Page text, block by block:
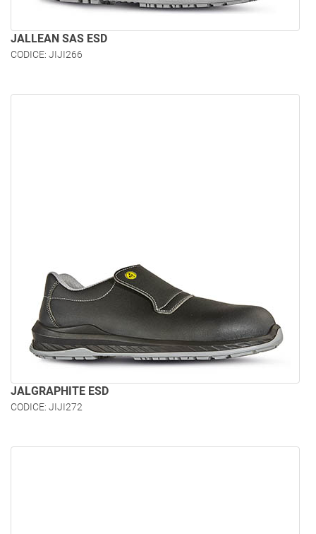
JALLEAN SAS ESD
CODICE: JIJI266
JALGRAPHITE ESD
CODICE: JIJI272